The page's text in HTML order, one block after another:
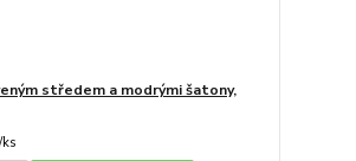
středem a modrými šatony,
ks